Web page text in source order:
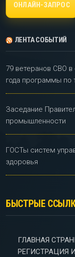
ОНЛАЙН-ЗАПРОС
ЛЕНТА СОБЫТИЙ
79 ветеранов СВО в
года программы по
Заседание
промышленности
ГОСТы систем
здоровья
БЫСТРЫЕ
ГЛАВНАЯ
РЕГИСТРАЦИЯ